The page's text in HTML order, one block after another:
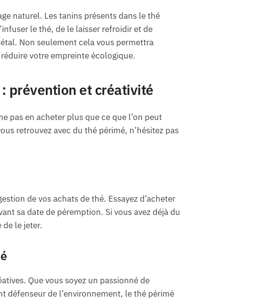
naturel. Les tanins présents dans le thé
le thé, de le laisser refroidir et de
Non seulement cela vous permettra
votre empreinte écologique.
prévention et créativité
pas en acheter plus que ce que l’on peut
retrouvez avec du thé périmé, n’hésitez pas
de vos achats de thé. Essayez d’acheter
sa date de péremption. Si vous avez déjà du
de le jeter.
Que vous soyez un passionné de
défenseur de l’environnement, le thé périmé